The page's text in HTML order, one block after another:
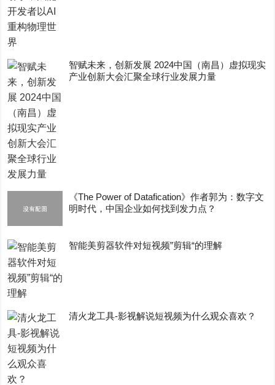
智赋未来，创新发展 2024中国（南昌）虚拟现实
产业创新大会汇聚全球行业发展力量
《The Power of Datafication》作者郭为：数字文
明时代，中国企业如何找到发力点？
智能美剪器软件对短视频”剪辑“的理解
清火龙工具-影视解说短视频为什么观众喜欢？